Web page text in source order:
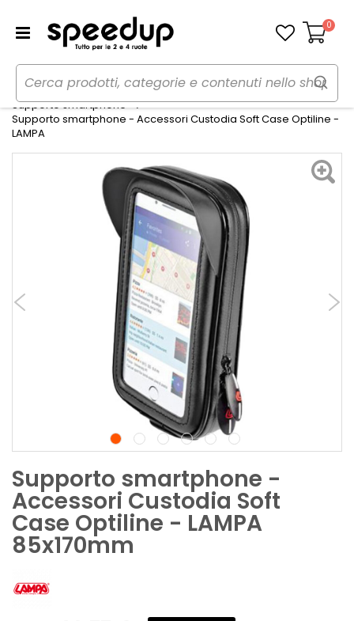
Carrello
0
Home Moto
Elettronica e mobile
Supporto smartphone
Supporto smartphone - Accessori Custodia Soft Case Optiline -
LAMPA
Supporto smartphone -
Accessori Custodia Soft
Case Optiline - LAMPA
85x170mm